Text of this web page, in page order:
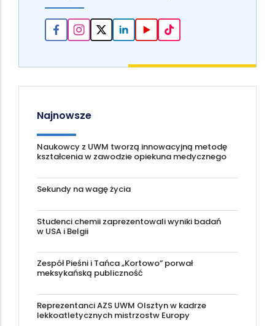
Najnowsze
Naukowcy z UWM tworzą innowacyjną metodę
kształcenia w zawodzie opiekuna medycznego
Sekundy na wagę życia
Studenci chemii zaprezentowali wyniki badań
w USA i Belgii
Zespół Pieśni i Tańca „Kortowo” porwał
meksykańską publiczność
Reprezentanci AZS UWM Olsztyn w kadrze
lekkoatletycznych mistrzostw Europy